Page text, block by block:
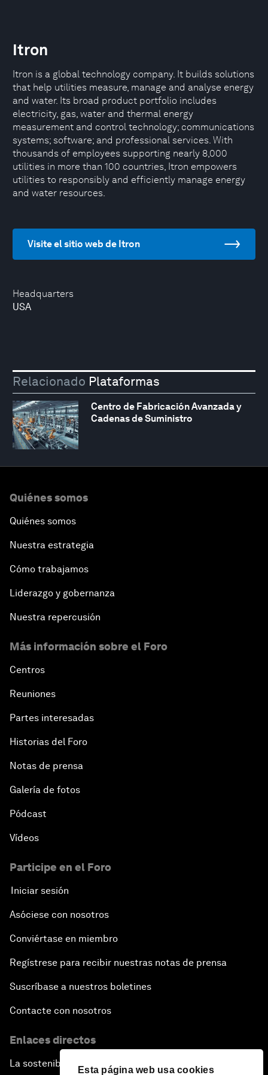
Esta página web usa cookies
Headquarters
USA
Itron
Itron is a global technology company. It builds solutions
that help utilities measure, manage and analyse energy
and water. Its broad product portfolio includes
electricity, gas, water and thermal energy
measurement and control technology; communications
systems; software; and professional services. With
thousands of employees supporting nearly 8,000
utilities in more than 100 countries, Itron empowers
utilities to responsibly and efficiently manage energy
and water resources.
Visite el sitio web de Itron
Relacionado Plataformas
Centro de Fabricación Avanzada y
Cadenas de Suministro
Quiénes somos
Quiénes somos
Nuestra estrategia
Cómo trabajamos
Liderazgo y gobernanza
Nuestra repercusión
Más información sobre el Foro
Centros
Reuniones
Partes interesadas
Historias del Foro
Notas de prensa
Galería de fotos
Pódcast
Vídeos
Participe en el Foro
Iniciar sesión
Asóciese con nosotros
Conviértase en miembro
Regístrese para recibir nuestras notas de prensa
Suscríbase a nuestros boletines
Contacte con nosotros
Enlaces directos
La sostenibilidad en el Foro